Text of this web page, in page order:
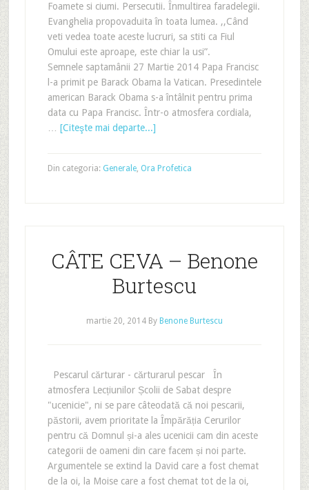
Foamete si ciumi. Persecutii. Înmultirea faradelegii.
Evanghelia propovaduita în toata lumea. ,,Când
veti vedea toate aceste lucruri, sa stiti ca Fiul
Omului este aproape, este chiar la usi”.
Semnele saptamânii 27 Martie 2014 Papa Francisc
l-a primit pe Barack Obama la Vatican. Presedintele
american Barack Obama s-a întâlnit pentru prima
data cu Papa Francisc. Într-o atmosfera cordiala,
[Citeşte mai departe...]
Din categoria: Generale, Ora Profetica
CÂTE CEVA – Benone
Burtescu
martie 20, 2014By Benone Burtescu
Pescarul cărturar - cărturarul pescar În
atmosfera Lecțiunilor Școlii de Sabat despre
"ucenicie", ni se pare câteodată că noi pescarii,
păstorii, avem prioritate la Împărăția Cerurilor
pentru că Domnul și-a ales ucenicii cam din aceste
categorii de oameni din care facem și noi parte.
Argumentele se extind la David care a fost chemat
de la oi, la Moise care a fost chemat tot de la oi,